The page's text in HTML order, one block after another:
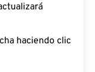
haciendo clic